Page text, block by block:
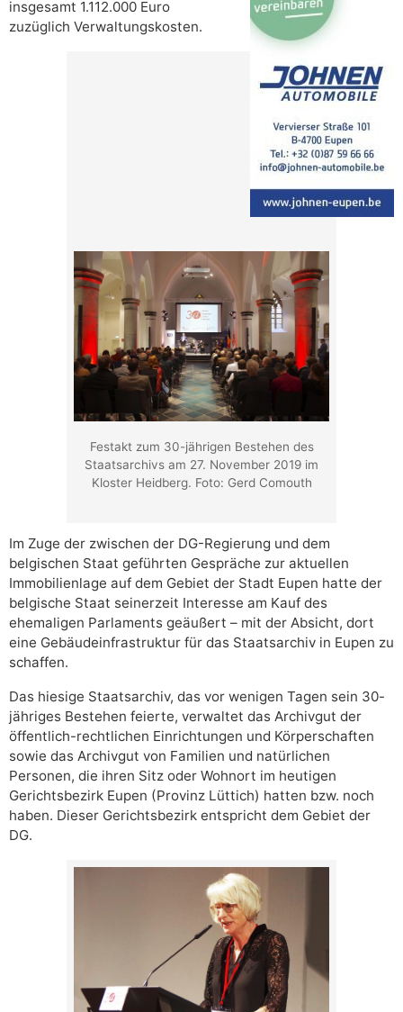
insgesamt 1.112.000 Euro
zuzüglich Verwaltungskosten.
Festakt zum 30-jährigen Bestehen des
Staatsarchivs am 27. November 2019 im
Kloster Heidberg. Foto: Gerd Comouth
Im Zuge der zwischen der DG-Regierung und dem
belgischen Staat geführten Gespräche zur aktuellen
Immobilienlage auf dem Gebiet der Stadt Eupen hatte der
belgische Staat seinerzeit Interesse am Kauf des
ehemaligen Parlaments geäußert – mit der Absicht, dort
eine Gebäudeinfrastruktur für das Staatsarchiv in Eupen zu
schaffen.
Das hiesige Staatsarchiv, das vor wenigen Tagen sein 30-
jähriges Bestehen feierte, verwaltet das Archivgut der
öffentlich-rechtlichen Einrichtungen und Körperschaften
sowie das Archivgut von Familien und natürlichen
Personen, die ihren Sitz oder Wohnort im heutigen
Gerichtsbezirk Eupen (Provinz Lüttich) hatten bzw. noch
haben. Dieser Gerichtsbezirk entspricht dem Gebiet der
DG.